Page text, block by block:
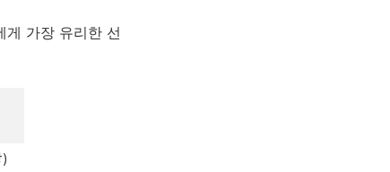
게 가장 유리한 선